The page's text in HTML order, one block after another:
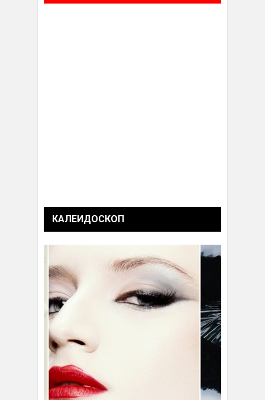
КАЛЕИДОСКОП